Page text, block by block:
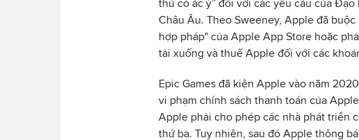
thủ có ác ý” đối với các yêu cầu của
Châu Âu. Theo Sweeney, Apple đã
hợp pháp" của Apple App Store hoặc
tải xuống và thuế Apple đối với các
Epic Games đã kiện Apple vào năm
vi phạm chính sách thanh toán của
Apple phải cho phép các nhà phát triển
thứ ba. Tuy nhiên, sau đó Apple thông